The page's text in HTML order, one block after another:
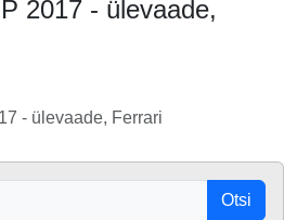
2017 - ülevaade,
- ülevaade, Ferrari
Otsi